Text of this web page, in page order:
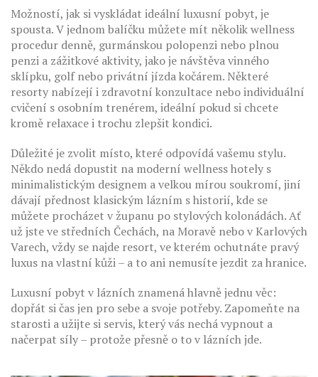
Možností, jak si vyskládat ideální luxusní pobyt, je
spousta. V jednom balíčku můžete mít několik wellness
procedur denně, gurmánskou polopenzi nebo plnou
penzi a zážitkové aktivity, jako je návštěva vinného
sklípku, golf nebo privátní jízda kočárem. Některé
resorty nabízejí i zdravotní konzultace nebo individuální
cvičení s osobním trenérem, ideální pokud si chcete
kromě relaxace i trochu zlepšit kondici.
Důležité je zvolit místo, které odpovídá vašemu stylu.
Někdo nedá dopustit na moderní wellness hotely s
minimalistickým designem a velkou mírou soukromí, jiní
dávají přednost klasickým lázním s historií, kde se
můžete procházet v županu po stylových kolonádách. Ať
už jste ve středních Čechách, na Moravě nebo v Karlových
Varech, vždy se najde resort, ve kterém ochutnáte pravý
luxus na vlastní kůži – a to ani nemusíte jezdit za hranice.
Luxusní pobyt v lázních znamená hlavně jednu věc:
dopřát si čas jen pro sebe a svoje potřeby. Zapomeňte na
starosti a užijte si servis, který vás nechá vypnout a
načerpat síly – protože přesně o to v lázních jde.